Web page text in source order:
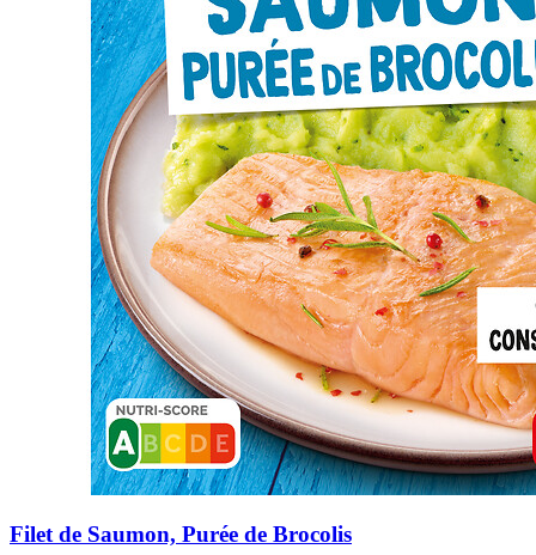
Filet de Saumon, Purée de Brocolis